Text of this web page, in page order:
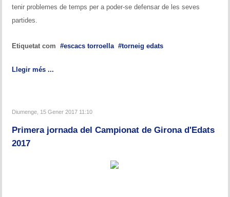
Obertures
tenir problemes de temps per a poder-se defensar de les seves
partides.
Etiquetat com escacs torroella torneig edats
Llegir més ...
Diumenge, 15 Gener 2017 11:10
Primera jornada del Campionat de Girona d'Edats
2017